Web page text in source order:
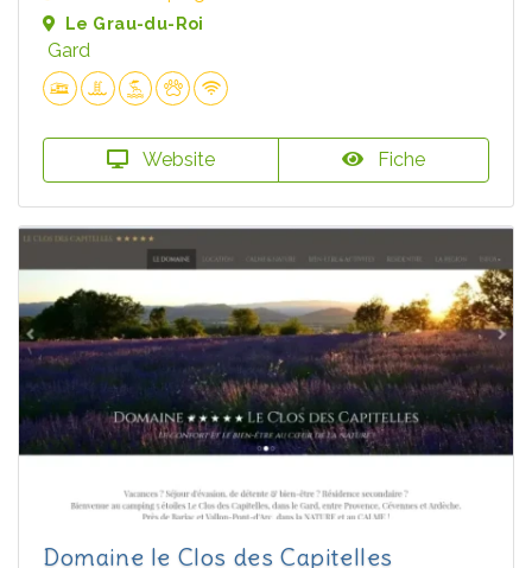
Le Grau-du-Roi
Gard
Website Fiche
Domaine le Clos des Capitelles